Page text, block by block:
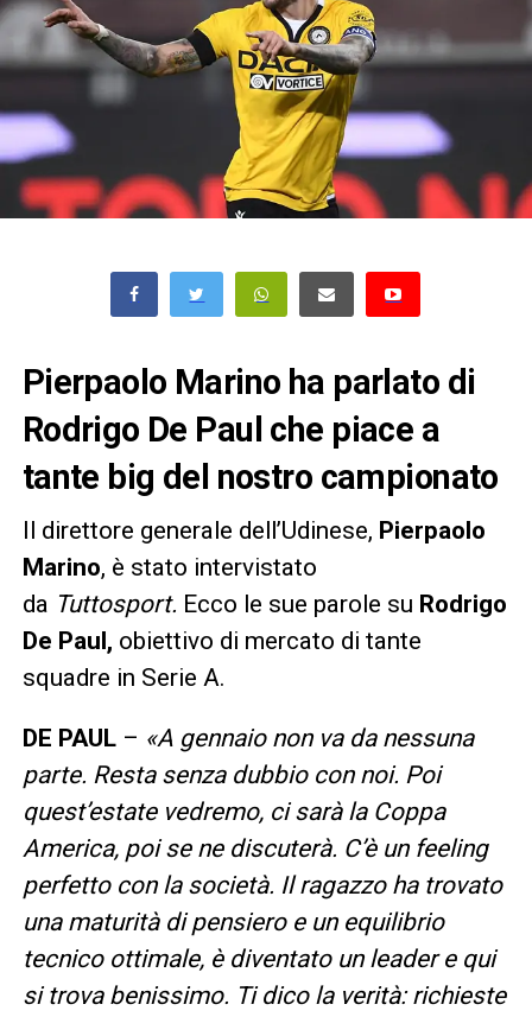
Pierpaolo Marino ha parlato di
Rodrigo De Paul che piace a
tante big del nostro campionato
Il direttore generale dell’Udinese, Pierpaolo
Marino, è stato intervistato
da Tuttosport. Ecco le sue parole su Rodrigo
De Paul, obiettivo di mercato di tante
squadre in Serie A.
DE PAUL– «A gennaio non va da nessuna
parte. Resta senza dubbio con noi. Poi
quest’estate vedremo, ci sarà la Coppa
America, poi se ne discuterà. C’è un feeling
perfetto con la società. Il ragazzo ha trovato
una maturità di pensiero e un equilibrio
tecnico ottimale, è diventato un leader e qui
si trova benissimo. Ti dico la verità: richieste